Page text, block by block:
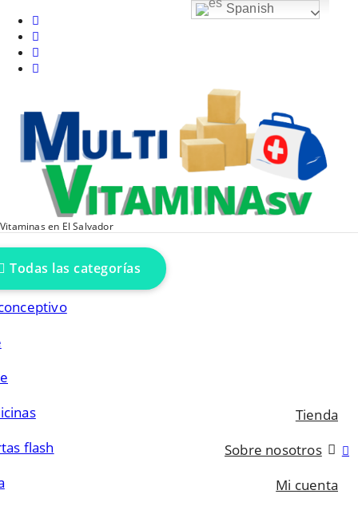
contenido
Vitaminas en El Salvador
Todas las categorías
flash
Tienda
Sobre nosotros
Mi cuenta
Spanish